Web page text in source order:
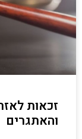
זכאות
והאתגרים